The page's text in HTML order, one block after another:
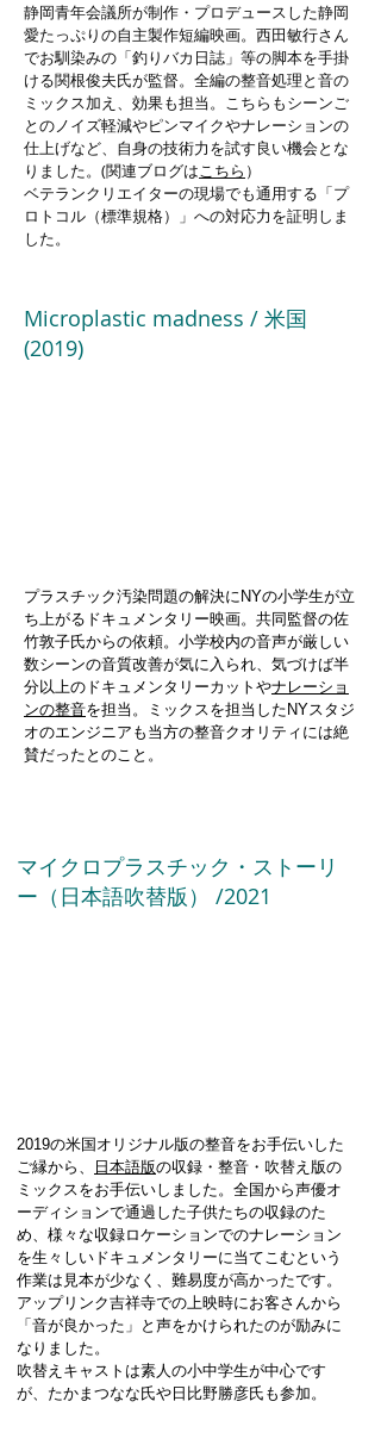
静岡青年会議所が制作・プロデュースした静岡
愛たっぷりの自主製作短編映画。西田敏行さん
でお馴染みの「釣りバカ日誌」等の脚本を手掛
ける関根俊夫氏が監督。全編の整音処理と音の
ミックス加え、効果も担当。こちらもシーンご
とのノイズ軽減やピンマイクやナレーションの
仕上げなど、自身の技術力を試す良い機会とな
りました。(関連ブログはこちら ）
ベテランクリエイターの現場でも通用する「プ
ロトコル（標準規格）」への対応力を証明しま
した。
Microplastic madness / 米国
(2019)
プラスチック汚染問題の解決にNYの小学生が立
ち上がるドキュメンタリー映画。共同監督の佐
竹敦子氏からの依頼。小学校内の音声が厳しい
数シーンの音質改善が気に入られ、気づけば半
分以上のドキュメンタリーカットやナレーショ
ンの整音を担当。ミックスを担当したNYスタジ
オのエンジニアも当方の整音クオリティには絶
賛だったとのこと。
マイクロプラスチック・ストーリ
ー（日本語吹替版） /2021
2019の米国オリジナル版の整音をお手伝いした
ご縁から、
日本語版の収録・整音・吹替え版の
ミックスをお手伝いしました。全国から声優オ
ーディションで通過した子供たちの収録のた
め、様々な収録ロケーションでのナレーション
を生々しいドキュメンタリーに当てこむという
作業は見本が少なく、難易度が高かったです。
アップリンク吉祥寺での上映時にお客さんから
「音が良かった」と声をかけられたのが励みに
なりました。
吹替えキャストは素人の小中学生が中心です
が、たかまつなな氏や日比野勝彦氏も参加。